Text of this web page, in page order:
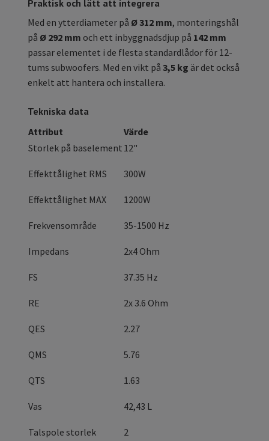
Praktisk och lätt att integrera
Med en ytterdiameter på Ø 312 mm, monteringshål
på Ø 292 mm och ett inbyggnadsdjup på 142 mm
passar elementet i de flesta standardlådor för 12-
tums subwoofers. Med en vikt på 3,5 kg är det också
enkelt att hantera och installera.
Tekniska data
Attribut
Värde
Storlek på baselement 12"
Effekttålighet RMS 300W
Effekttålighet MAX 1200W
Frekvensområde 35-1500 Hz
Impedans 2x4 Ohm
FS 37.35 Hz
RE 2x 3.6 Ohm
QES 2.27
QMS 5.76
QTS 1.63
Vas 42,43 L
Talspole storlek 2